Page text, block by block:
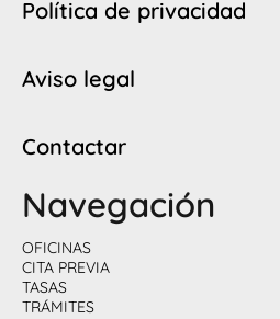
Política de privacidad
Aviso legal
Contactar
Navegación
OFICINAS
CITA PREVIA
TASAS
TRÁMITES